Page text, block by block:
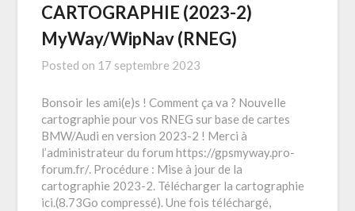
CARTOGRAPHIE (2023-2)
MyWay/WipNav (RNEG)
Posted on 17 septembre 2023
Bonsoir les ami(e)s ! Comment ça va ? Nouvelle
cartographie pour vos RNEG sur base de cartes
BMW/Audi en version 2023-2 ! Merci à
l’administrateur du forum https://gpsmyway.pro-
forum.fr/. Procédure : Mise à jour de la
cartographie 2023-2. Télécharger la cartographie
ici.(8.73Go compressé). Une fois téléchargé,